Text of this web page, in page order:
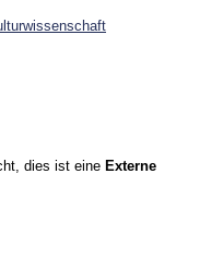
dies ist eine Externe